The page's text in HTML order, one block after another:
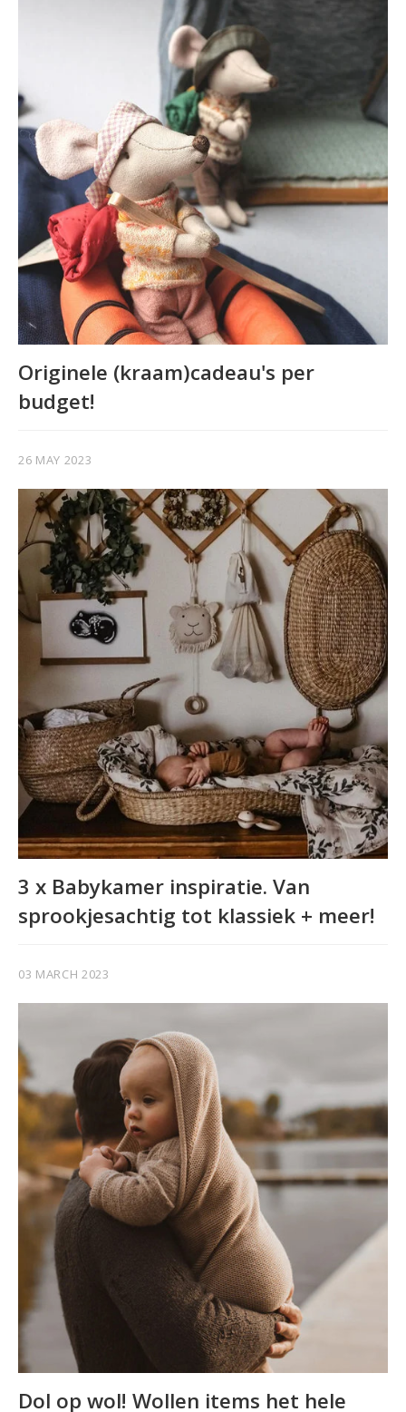
Originele (kraam)cadeau's per
budget!
26 MAY 2023
3 x Babykamer inspiratie. Van
sprookjesachtig tot klassiek + meer!
03 MARCH 2023
Dol op wol! Wollen items het hele